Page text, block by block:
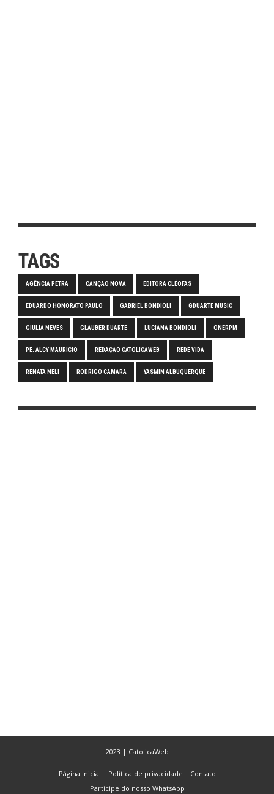
TAGS
AGÊNCIA PETRA CANÇÃO NOVA EDITORA CLÉOFAS
EDUARDO HONORATO PAULO GABRIEL BONDIOLI GDUARTE MUSIC
GIULIA NEVES GLAUBER DUARTE LUCIANA BONDIOLI ONERPM
PE. ALCY MAURICIO REDAÇÃO CATOLICAWEB REDE VIDA
RENATA NELI RODRIGO CAMARA YASMIN ALBUQUERQUE
2023 | CatolicaWeb
Página Inicial Política de privacidade
Contato
Participe do nosso WhatsApp